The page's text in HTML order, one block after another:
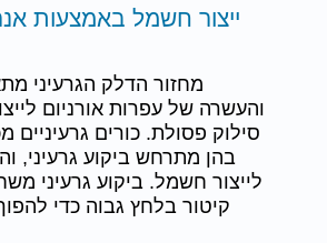
מחזור הדלק הגרעיני
והעשרה של עפרות אורניום
סילוק פסולת. כורים גרעיניים
בהן מתרחש ביקוע גרעיני,
לייצור חשמל. ביקוע גרעיני
קיטור בלחץ גבוה כדי